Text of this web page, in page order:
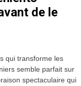
de le
qui transforme les
semble parfait sur
spectaculaire qui